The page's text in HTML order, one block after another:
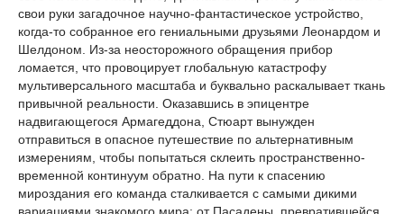
свои руки загадочное научно-фантастическое устройство,
когда-то собранное его гениальными друзьями Леонардом и
Шелдоном. Из-за неосторожного обращения прибор
ломается, что провоцирует глобальную катастрофу
мультиверсального масштаба и буквально раскалывает ткань
привычной реальности. Оказавшись в эпицентре
надвигающегося Армагеддона, Стюарт вынужден
отправиться в опасное путешествие по альтернативным
измерениям, чтобы попытаться склеить пространственно-
временной континуум обратно. На пути к спасению
мироздания его команда сталкивается с самыми дикими